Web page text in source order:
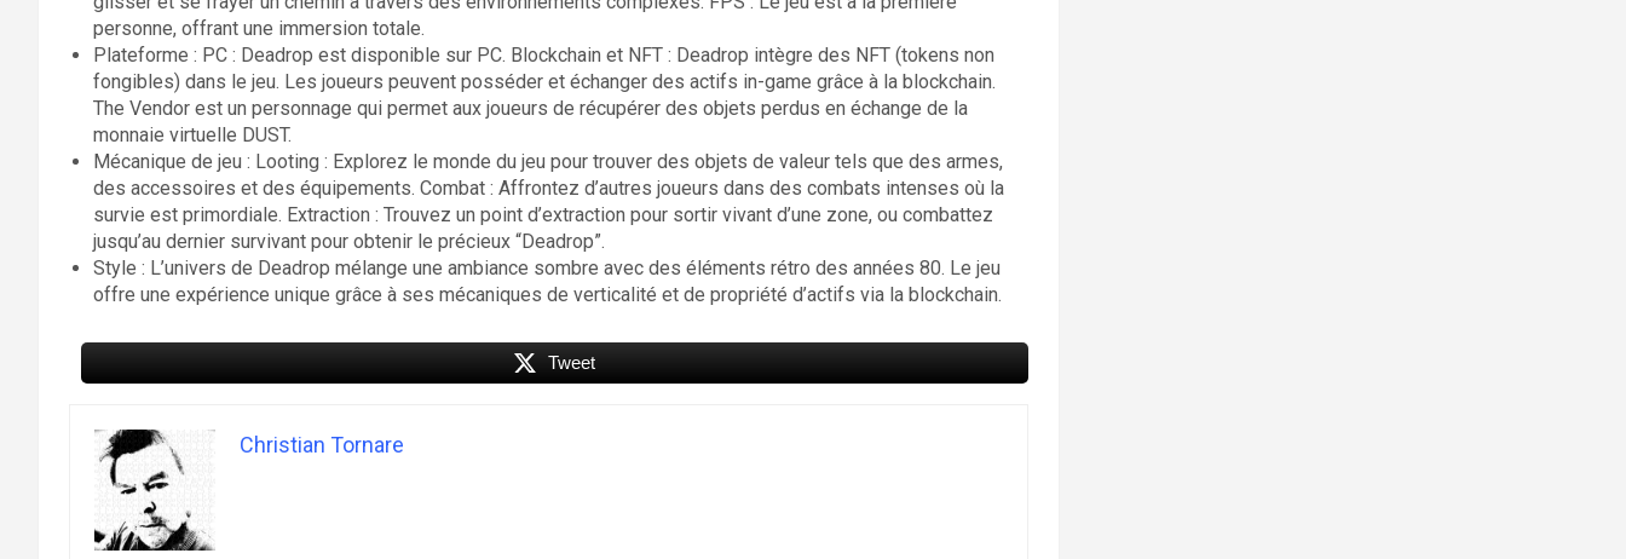
personne, offrant une immersion totale.
Plateforme : PC : Deadrop est disponible sur PC. Blockchain et NFT : Deadrop intègre des NFT (tokens non
fongibles) dans le jeu. Les joueurs peuvent posséder et échanger des actifs in-game grâce à la blockchain.
The Vendor est un personnage qui permet aux joueurs de récupérer des objets perdus en échange de la
monnaie virtuelle DUST.
Mécanique de jeu : Looting : Explorez le monde du jeu pour trouver des objets de valeur tels que des armes,
des accessoires et des équipements. Combat : Affrontez d’autres joueurs dans des combats intenses où la
survie est primordiale. Extraction : Trouvez un point d’extraction pour sortir vivant d’une zone, ou combattez
jusqu’au dernier survivant pour obtenir le précieux “Deadrop”.
Style : L’univers de Deadrop mélange une ambiance sombre avec des éléments rétro des années 80. Le jeu
offre une expérience unique grâce à ses mécaniques de verticalité et de propriété d’actifs via la blockchain.
Tweet
Christian Tornare